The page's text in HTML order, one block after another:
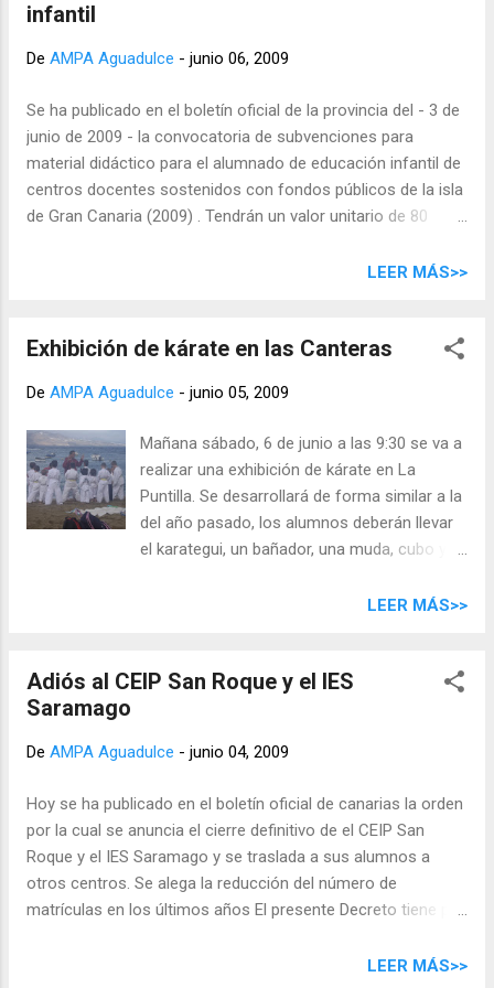
secundaria exista alumnado que esté hasta mes y medio sin
atención a la diversidad y un largo etcétera. La gota que ha
Formación Profesional para el curso 2009-2010, que reduce
miles de plazas para el alumnado negando el derecho a la
formación de miles de jóvenes canarios. Ante este ataque
constante a la ...
infantil
De AMPA Aguadulce - junio 06, 2009
Se ha publicado en el boletín oficial de la provincia del - 3 de
junio de 2009 - la convocatoria de subvenciones para
material didáctico para el alumnado de educación infantil de
centros docentes sostenidos con fondos públicos de la isla
de Gran Canaria (2009) . Tendrán un valor unitario de 80
baremación : Nivel de renta familiar: 6 puntos Nº de
monoparental: 1 punto Otras circunstancias (criterio
de 2007 para acceder a la ayuda en función del número de
miembros es la siguiente: 7.993 euros 13.020 euros 17.099
euros 20.282 euros 23.016 euros 25.656 euros 28.152 euros
30.632 euros A partir del octavo miembro se añadirán 2.459
euros por cada nuevo miembro computable. Las solicitudes
deberán presentarse en el centro antes del 19 de junio junto
con la documentació...
LEER MÁS>>
Exhibición de kárate en las Canteras
De AMPA Aguadulce - junio 05, 2009
Mañana sábado, 6 de junio a las 9:30 se va a
realizar una exhibición de kárate en La
Puntilla. Se desarrollará de forma similar a la
del año pasado, los alumnos deberán llevar
el karategui, un bañador, una muda, cubo y
LEER MÁS>>
Adiós al CEIP San Roque y el IES
Saramago
De AMPA Aguadulce - junio 04, 2009
Hoy se ha publicado en el boletín oficial de canarias la orden
por la cual se anuncia el cierre definitivo de el CEIP San
Roque y el IES Saramago y se traslada a sus alumnos a
otros centros. Se alega la reducción del número de
matrículas en los últimos años El presente Decreto tiene por
observada una disminución continuada, en los centros que
LEER MÁS>>